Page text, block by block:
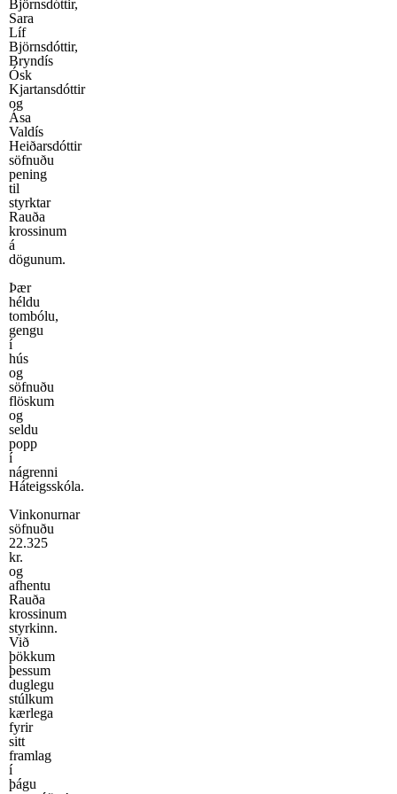
Björnsdóttir,
Sara
Líf
Björnsdóttir,
Bryndís
Ósk
Kjartansdóttir
og
Ása
Valdís
Heiðarsdóttir
söfnuðu
pening
til
styrktar
Rauða
krossinum
á
dögunum.
Þær
héldu
tombólu,
gengu
í
hús
og
söfnuðu
flöskum
og
seldu
popp
í
nágrenni
Háteigsskóla.
Vinkonurnar
söfnuðu
22.325
kr.
og
afhentu
Rauða
krossinum
styrkinn.
Við
þökkum
þessum
duglegu
stúlkum
kærlega
fyrir
sitt
framlag
í
þágu